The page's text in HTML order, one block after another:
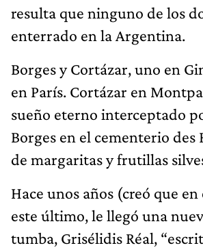
resulta que ninguno de los
enterrado en la Argentina.
Borges y Cortázar, uno en
en París. Cortázar en
sueño eterno interceptado
Borges en el cementerio des
de margaritas y frutillas
Hace unos años (creó que
este último, le llegó una
tumba, Grisélidis Réal,